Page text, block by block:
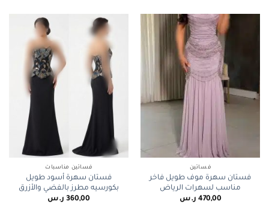
فساتين
فستان سهرة موف طويل فاخر
مناسب لسهرات الرياض
470,00 ر.س
فساتين مناسبات
فستان سهرة أسود طويل
بكورسيه مطرز بالفضي والأزرق
360,00 ر.س